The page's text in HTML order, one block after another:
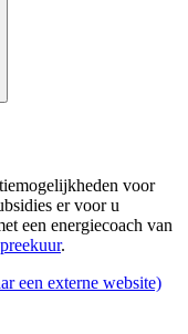
voor
er voor u
een energiecoach van
.
een externe website)